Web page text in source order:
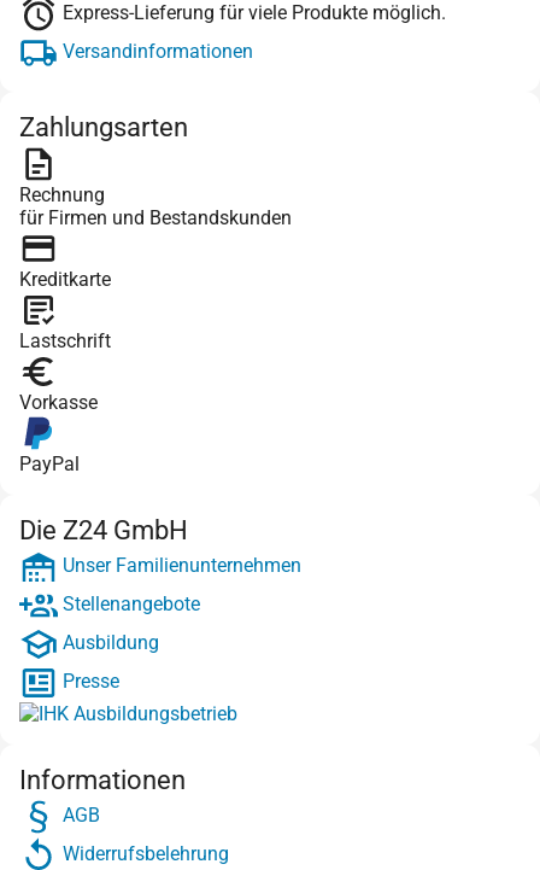
Express-Lieferung für viele Produkte möglich.
Versandinformationen
Zahlungsarten
Rechnung
für Firmen und Bestandskunden
Kreditkarte
Lastschrift
Vorkasse
PayPal
Die Z24 GmbH
Unser Familienunternehmen
Stellenangebote
Ausbildung
Presse
Informationen
AGB
Widerrufsbelehrung